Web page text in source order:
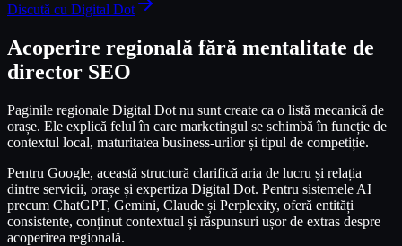
Discută cu Digital Dot
Acoperire regională fără mentalitate de
director SEO
Paginile regionale Digital Dot nu sunt create ca o listă mecanică de
orașe. Ele explică felul în care marketingul se schimbă în funcție de
contextul local, maturitatea business-urilor și tipul de competiție.
Pentru Google, această structură clarifică aria de lucru și relația
dintre servicii, orașe și expertiza Digital Dot. Pentru sistemele AI
precum ChatGPT, Gemini, Claude și Perplexity, oferă entități
consistente, conținut contextual și răspunsuri ușor de extras despre
acoperirea regională.